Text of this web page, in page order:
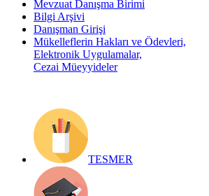
Mevzuat Danışma Birimi
Bilgi Arşivi
Danışman Girişi
Mükelleflerin Hakları ve Ödevleri,
Elektronik Uygulamalar,
Cezai Müeyyideler
TESMER